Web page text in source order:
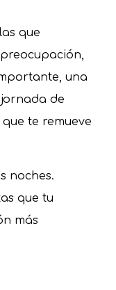
que
una
de
te remueve
noches.
que tu
más